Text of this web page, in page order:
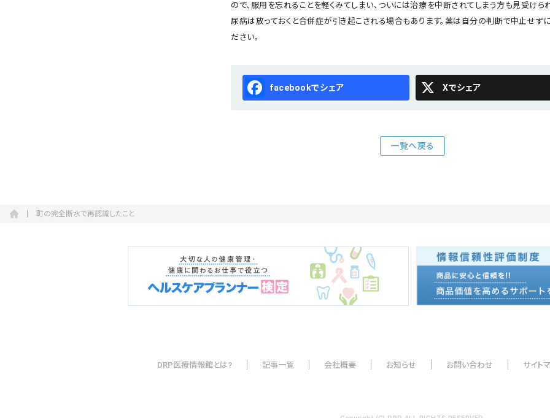
ので、服用を忘れることを軽くみてしまい、ついには治療を中断されてしまう方も見受けら
尿病は放っておくと合併症が引き起こされる場合もあります。薬は自分の判断で中止せず
ださい。
Facebook X
一覧へ戻る
町の完全断水で再認識したこと
DRP医療情報館とは? 記事一覧 会社概要 お知らせ お問い合わせ サイト